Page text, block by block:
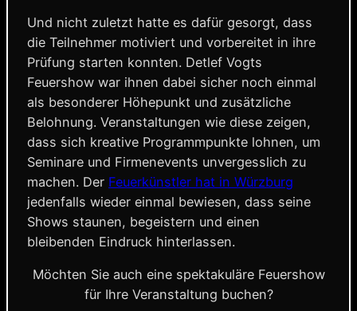
Und nicht zuletzt hatte es dafür gesorgt, dass
die Teilnehmer motiviert und vorbereitet in ihre
Prüfung starten konnten. Detlef Vogts
Feuershow war ihnen dabei sicher noch einmal
als besonderer Höhepunkt und zusätzliche
Belohnung. Veranstaltungen wie diese zeigen,
dass sich kreative Programmpunkte lohnen, um
Seminare und Firmenevents unvergesslich zu
machen. Der Feuerkünstler hat in Würzburg
jedenfalls wieder einmal bewiesen, dass seine
Shows staunen, begeistern und einen
bleibenden Eindruck hinterlassen.
Möchten Sie auch eine spektakuläre Feuershow
für Ihre Veranstaltung buchen?